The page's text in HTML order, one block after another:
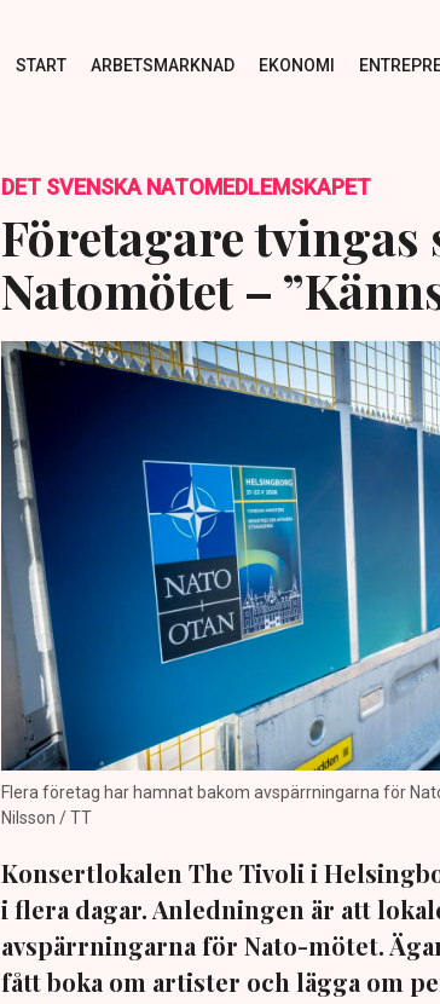
START ARBETSMARKNAD EKONOMI
DET SVENSKA NATOMEDLEMSKAPET
Företagare tvingas
Natomötet –
Flera företag har hamnat bakom avspärrningarna för
Nilsson / TT
Konsertlokalen The Tivoli i
i flera dagar. Anledningen är att
avspärrningarna för Nato-mötet.
fått boka om artister och lägga om